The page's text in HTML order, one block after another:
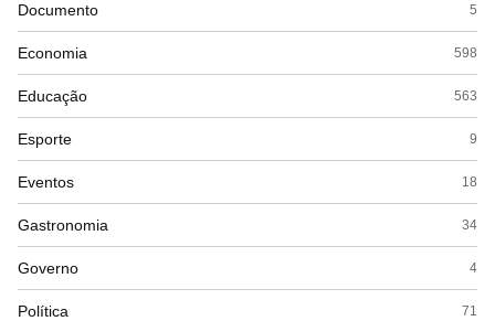
Documento 5
Economia 598
Educação 563
Esporte 9
Eventos 18
Gastronomia 34
Governo 4
Política 71